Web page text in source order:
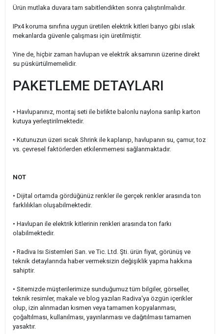
Ürün mutlaka duvara tam sabitlendikten sonra çalıştırılmalıdır.
IPx4 koruma sınıfına uygun üretilen elektrik kitleri banyo gibi ıslak
mekanlarda güvenle çalışması için üretilmiştir.
Yine de, hiçbir zaman havlupan ve elektrik aksamının üzerine direkt
su püskürtülmemelidir.
PAKETLEME DETAYLARI
• Havlupanınız, montaj seti ile birlikte balonlu naylona sarılıp karton
kutuya yerleştirilmektedir.
• Kutunuzun üzeri sıcak Shrink ile kaplanıp, havlupanın su, çamur, toz
vs. çevresel faktörlerden etkilenmemesi sağlanmaktadır.
NOT
• Dijital ortamda gördüğünüz renkler ile gerçek renkler arasında ton
farklılıkları oluşabilmektedir.
• Havlupan ile elektrik kitlerinin renkleri arasında ton farkı
olabilmektedir.
• Radiva Isı Sistemleri San. ve Tic. Ltd. Şti. ürün fiyat, görünüş ve
teknik detaylarında haber vermeksizin değişiklik yapma hakkına
sahiptir.
• Sitemizde müşterilerimize sunduğumuz tüm bilgiler, görseller,
teknik resimler, makale ve blog yazıları Radiva'ya özgün içerikler
olup, izin alınmadan kısmen veya tamamen kopyalanması,
çoğaltılması, kullanılması, yayınlanması ve dağıtılması tamamen
yasaktır.